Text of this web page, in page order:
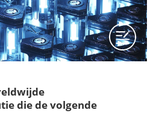
die de volgende